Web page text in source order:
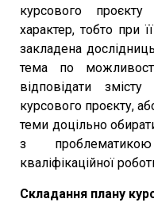
курсового
характер, тобто при
закладена
тема по
відповідати
курсового проєкту,
теми доцільно
з
кваліфікаційної
Складання плану